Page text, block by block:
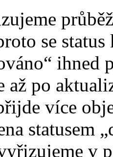
se
ihned
až po
více
statusem
v